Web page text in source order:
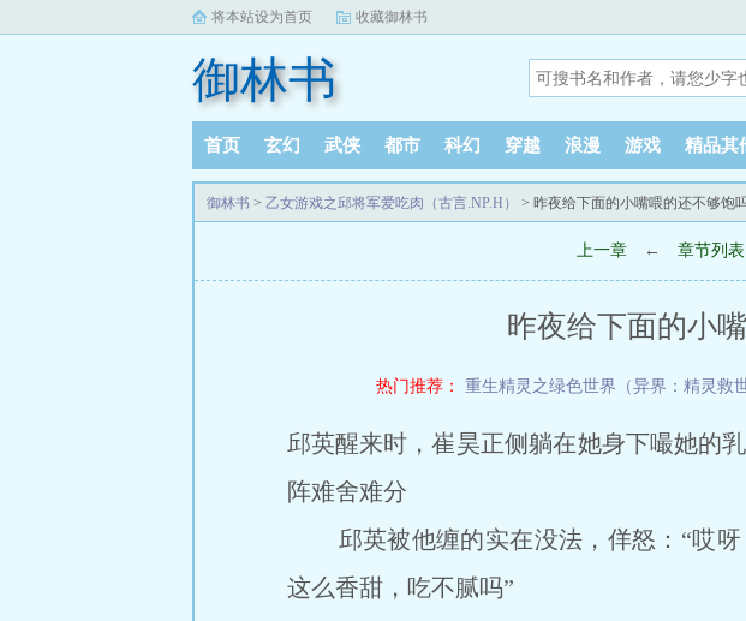
将本站设为首页 收藏御林书
御林书
首页 玄幻 武侠 都市 科幻 穿越 浪漫 游戏 精品其
御林书 > 乙女游戏之邱将军爱吃肉（古言.NP.H） > 昨夜给下面的小嘴喂的还不够饱
上一章 ← 章节列表
昨夜给下面的小
热门推荐： 重生精灵之绿色世界（异界：精灵救世
邱英醒来时，崔昊正侧躺在她身下嘬她的
阵难舍难分
邱英被他缠的实在没法，佯怒：“哎呀
这么香甜，吃不腻吗”